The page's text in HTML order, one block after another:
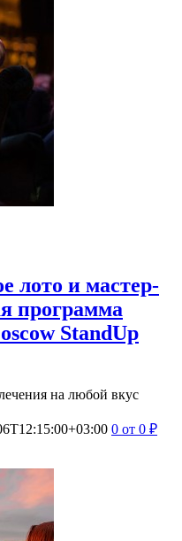
лото и мастер-
программа
StandUp
на любой вкус
0 от 0 ₽